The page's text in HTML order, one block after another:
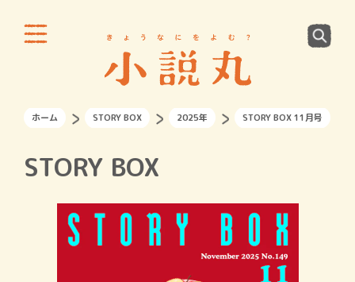
ホーム STORY BOX 2025年 STORY BOX 11月号
STORY BOX